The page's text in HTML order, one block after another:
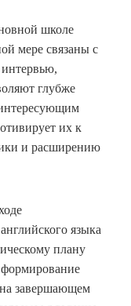
школе
мере связаны с
глубже
их к
и расширению
языка
плану
завершающем